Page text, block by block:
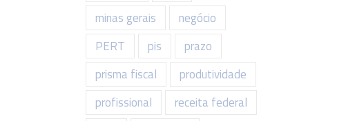
minas gerais
negócio
PERT
pis
prazo
prisma fiscal
produtividade
profissional
receita federal